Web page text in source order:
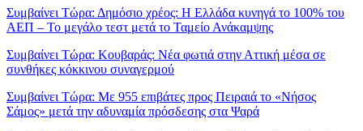
Συμβαίνει Τώρα: Δημόσιο χρέος: Η Ελλάδα κυνηγά το 100% του
ΑΕΠ – Το μεγάλο τεστ μετά το Ταμείο Ανάκαμψης
Συμβαίνει Τώρα: Κουβαράς: Νέα φωτιά στην Αττική μέσα σε
συνθήκες κόκκινου συναγερμού
Συμβαίνει Τώρα: Με 955 επιβάτες προς Πειραιά το «Νήσος
Σάμος» μετά την αδυναμία πρόσδεσης στα Ψαρά